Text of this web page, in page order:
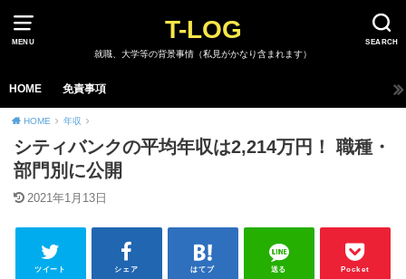
MENU SEARCH
T-LOG
就職、大学等の背景事情（私見がかなり含まれます）
HOME 免責事項
HOME 年収
シティバンクの平均年収は2,214万円！ 職種・
部門別に公開
2021年1月13日
ツイート シェア はてブ 送る Pocket